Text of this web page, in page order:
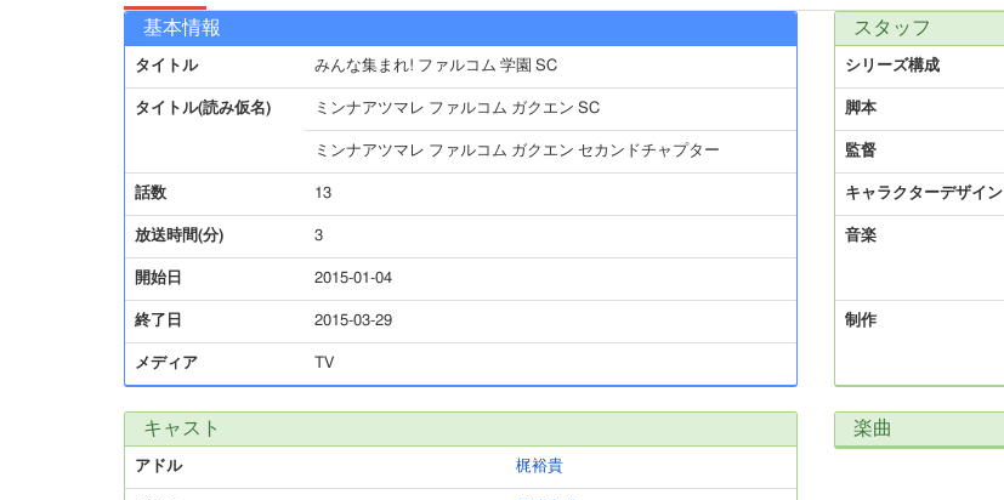
基本情報
タイトル みんな集まれ! ファルコム 学園 SC
タイトル(読み仮名) ミンナアツマレ ファルコム ガクエン SC
ミンナアツマレ ファルコム ガクエン セカンドチャプター
話数 13
放送時間(分) 3
開始日 2015-01-04
終了日 2015-03-29
メディア TV
スタッフ
シリーズ構成
脚本
監督
キャラクターデザイン
音楽
制作
キャスト
アドル 梶裕貴
楽曲